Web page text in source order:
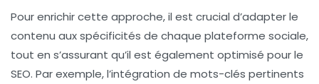
Pour enrichir cette approche, il est crucial d’adapter le
contenu aux spécificités de chaque plateforme sociale,
tout en s’assurant qu’il est également optimisé pour le
SEO. Par exemple, l’intégration de mots-clés pertinents